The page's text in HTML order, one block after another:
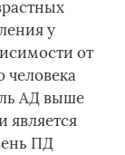
у
от
человека
АД выше
является
ПД